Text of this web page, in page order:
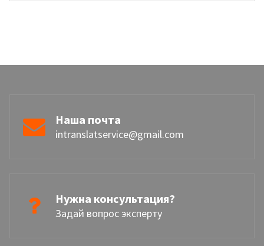
Наша почта
intranslatservice@gmail.com
Нужна консультация?
Задай вопрос эксперту